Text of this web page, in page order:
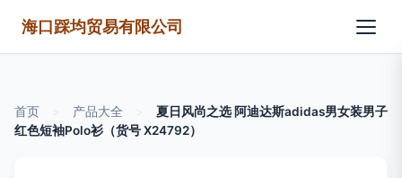
海口踩均贸易有限公司
首页 产品大全
夏日风尚之选 阿迪达斯adidas男女装男子
红色短袖Polo衫（货号 X24792）